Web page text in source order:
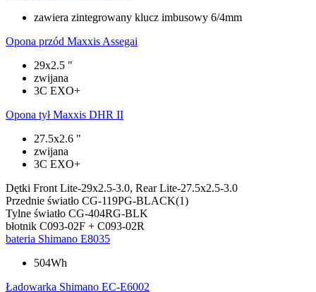
zawiera zintegrowany klucz imbusowy 6/4mm
Opona przód Maxxis Assegai
29x2.5 "
zwijana
3C EXO+
Opona tył Maxxis DHR II
27.5x2.6 "
zwijana
3C EXO+
Dętki Front Lite-29x2.5-3.0, Rear Lite-27.5x2.5-3.0
Przednie światło CG-119PG-BLACK(1)
Tylne światło CG-404RG-BLK
błotnik C093-02F + C093-02R
bateria Shimano E8035
504Wh
Ładowarka Shimano EC-E6002